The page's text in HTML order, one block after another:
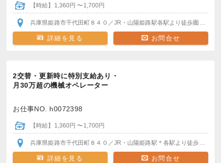
【時給】1,360円 〜1,700円
兵庫県姫路市千代田町８４０ ／JR・山陽姫路駅各駅より徒歩圏内
詳細を見る お問合せ
2交替・更新時に特別支給あり・
月30万超の機械オペレーター
お仕事NO. h0072398
【時給】1,360円 〜1,700円
兵庫県姫路市千代田町８４０ ／JR・山陽姫路駅 ＊各駅より徒歩通勤OK
詳細を見る お問合せ